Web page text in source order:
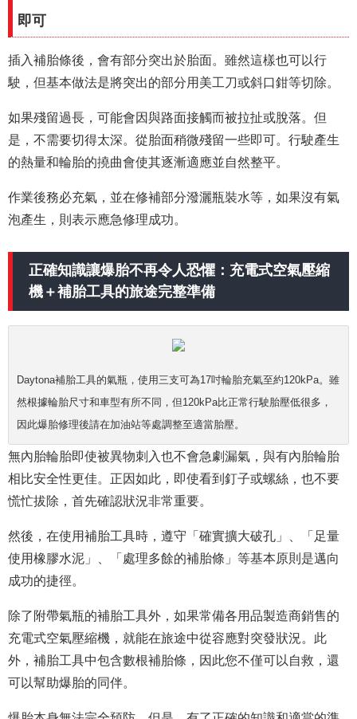
即可
插入補胎條後，會有部分突出於胎面。雖然這樣也可以行
駛，但基本做法是將突出的部分用美工刀或斜口鉗等切除。
如果殘留過長，可能會因與路面接觸而被拉扯或脫落。但
是，不需要切得太深。從胎面稍微殘留一些即可。行駛產生
的熱量和輪胎的撓曲會使其逐漸適應並自然整平。
作業後務必充氣，並在修補部分潑灑瓶裝水等，如果沒有氣
泡產生，則表示應急修理成功。
正確知識讓爆胎不再令人恐懼：充電式空氣壓縮
機＋補胎工具的旅途完整準備
Daytona補胎工具的氣瓶，使用三支可為17吋輪胎充氣至約120kPa。雖
然根據輪胎尺寸和車型有所不同，但120kPa比正常行駛胎壓低很多，
因此爆胎修理後請在加油站等處調整至適當胎壓。
無內胎輪胎即使被異物刺入也不會急劇漏氣，與有內胎輪胎
相比安全性更佳。正因如此，即使看到釘子或螺絲，也不要
慌忙拔除，首先確認狀況非常重要。
然後，在使用補胎工具時，遵守「確實擴大破孔」、「足量
使用橡膠水泥」、「處理多餘的補胎條」等基本原則是邁向
成功的捷徑。
除了附帶氣瓶的補胎工具外，如果常備各用品製造商銷售的
充電式空氣壓縮機，就能在旅途中從容應對突發狀況。此
外，補胎工具中包含數根補胎條，因此您不僅可以自救，還
可以幫助爆胎的同伴。